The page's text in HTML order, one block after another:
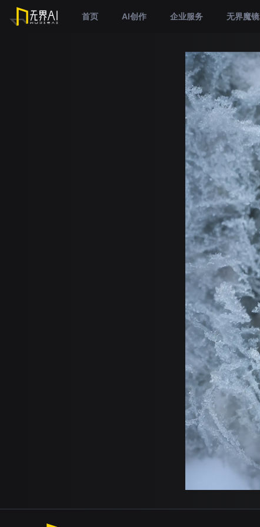
首页 AI创作 企业服务 无界魔镜